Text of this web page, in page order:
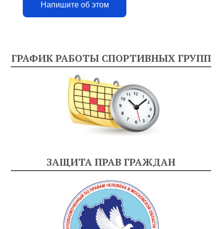
Напишите об этом
ГРАФИК РАБОТЫ СПОРТИВНЫХ ГРУПП
ЗАЩИТА ПРАВ ГРАЖДАН